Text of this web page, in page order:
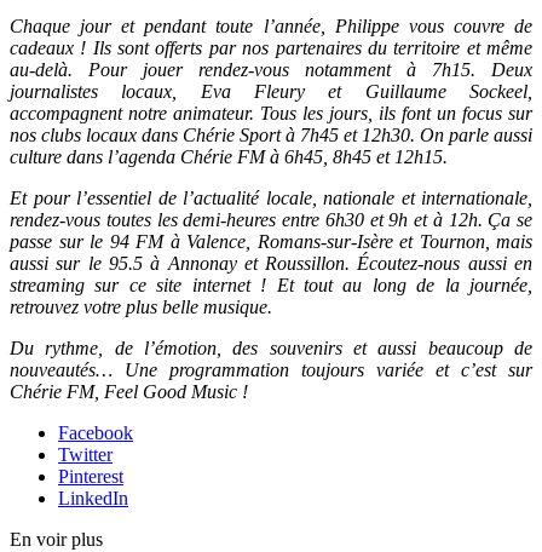
Chaque jour et pendant toute l’année, Philippe vous couvre de
cadeaux ! Ils sont offerts par nos partenaires du territoire et même
au-delà. Pour jouer rendez-vous notamment à 7h15. Deux
journalistes locaux, Eva Fleury et Guillaume Sockeel,
accompagnent notre animateur. Tous les jours, ils font un focus sur
nos clubs locaux dans Chérie Sport à 7h45 et 12h30. On parle aussi
culture dans l’agenda Chérie FM à 6h45, 8h45 et 12h15.
Et pour l’essentiel de l’actualité locale, nationale et internationale,
rendez-vous toutes les demi-heures entre 6h30 et 9h et à 12h. Ça se
passe sur le 94 FM à Valence, Romans-sur-Isère et Tournon, mais
aussi sur le 95.5 à Annonay et Roussillon. Écoutez-nous aussi en
streaming sur ce site internet ! Et tout au long de la journée,
retrouvez votre plus belle musique.
Du rythme, de l’émotion, des souvenirs et aussi beaucoup de
nouveautés… Une programmation toujours variée et c’est sur
Chérie FM, Feel Good Music !
Facebook
Twitter
Pinterest
LinkedIn
En voir plus